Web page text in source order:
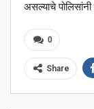
असल्याचे पोलिसांनी
0
Share